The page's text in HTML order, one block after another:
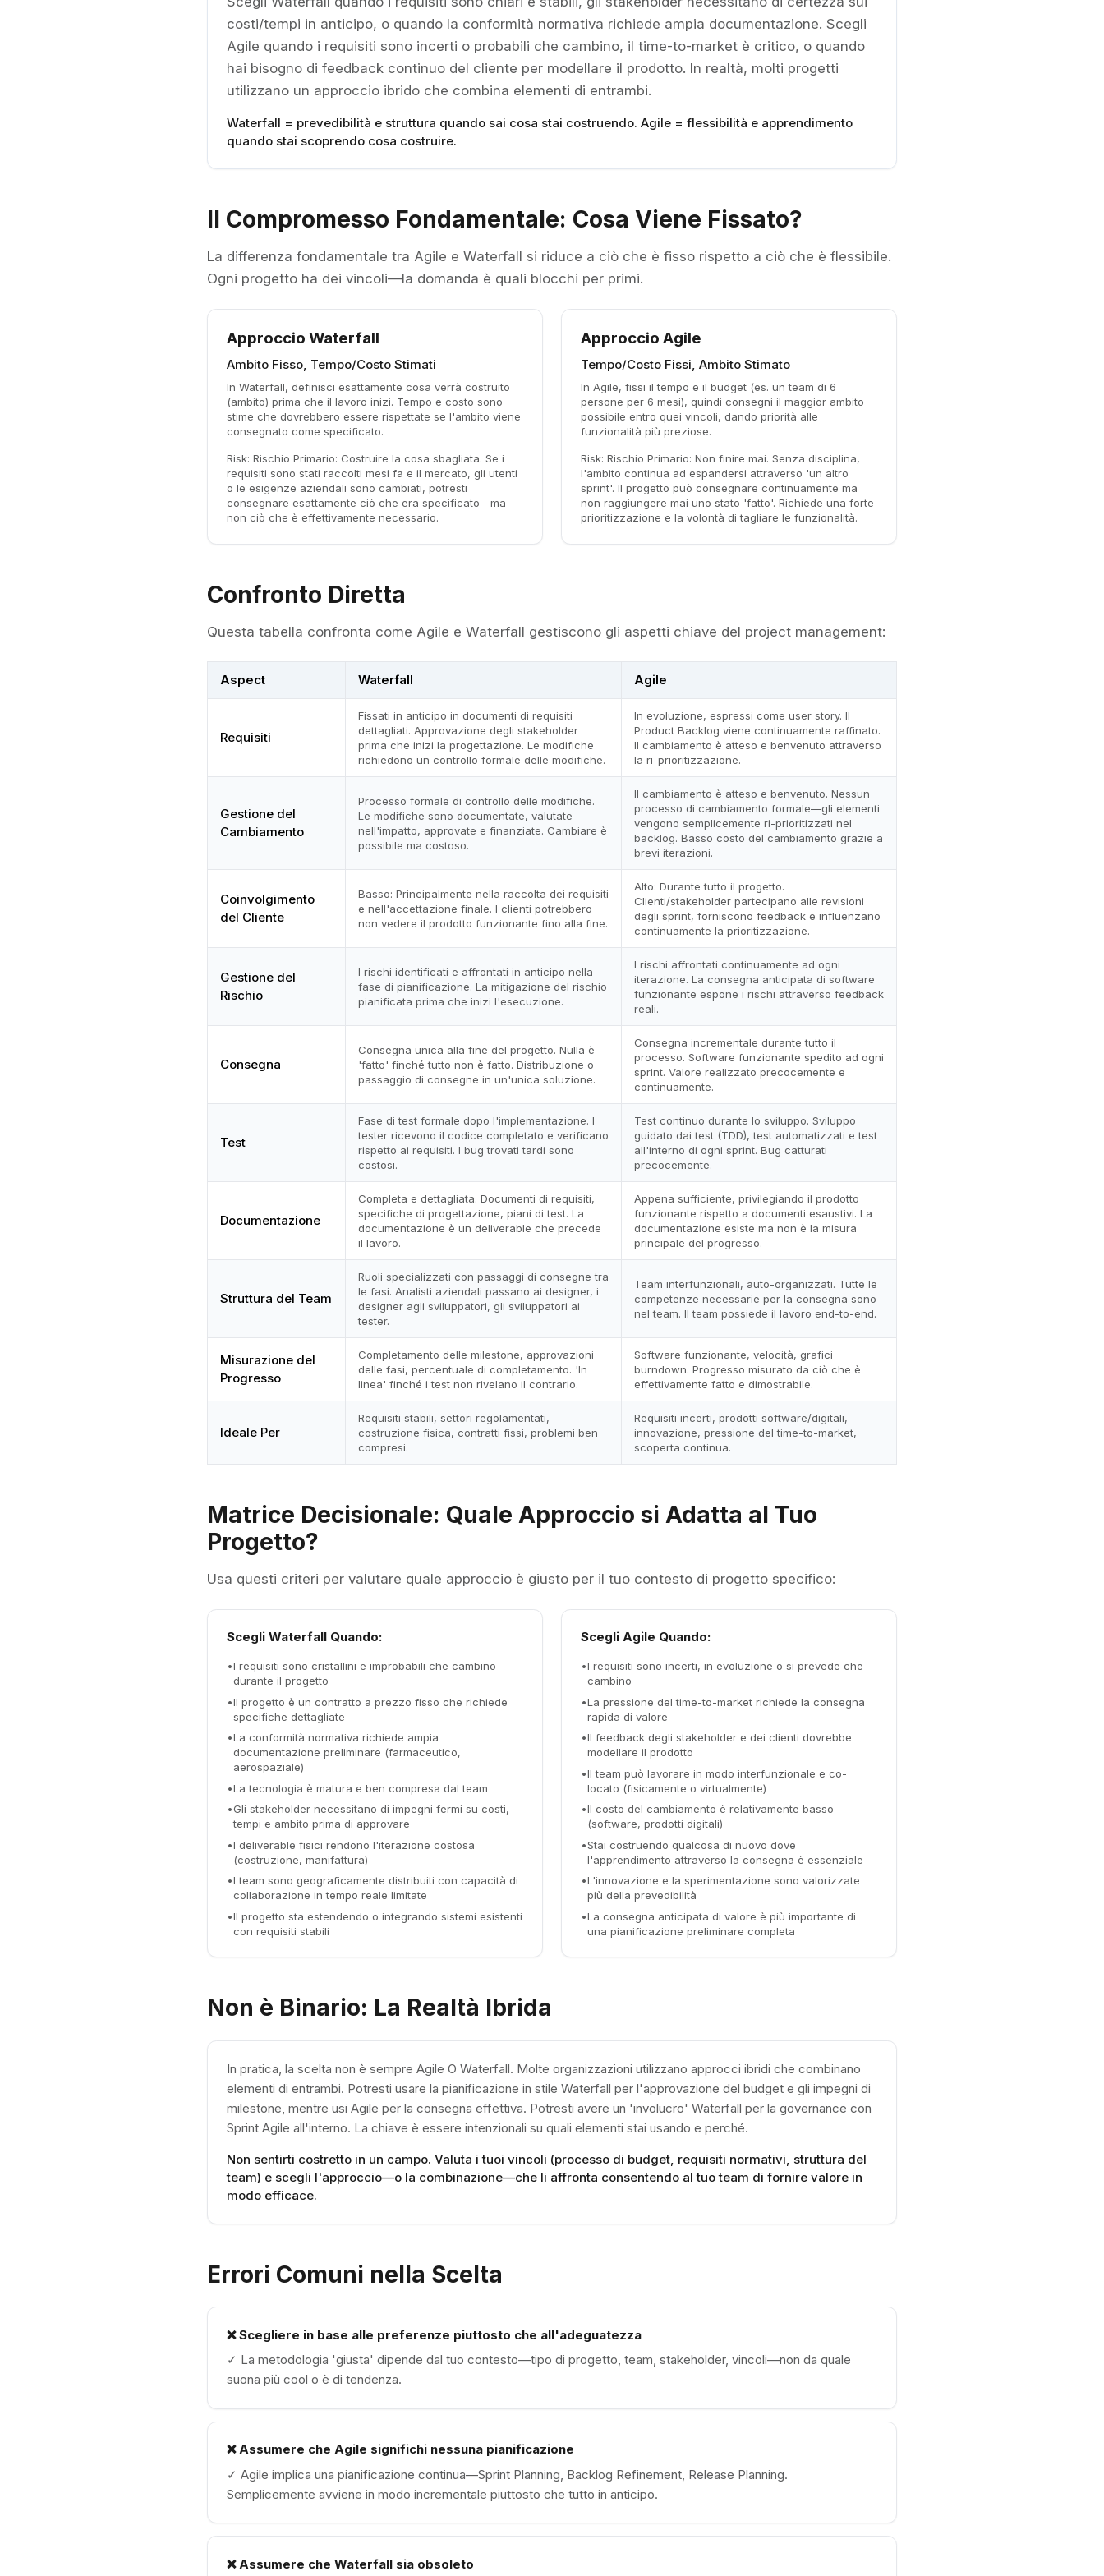
costi/tempi in anticipo, o quando la conformità normativa richiede ampia documentazione. Scegli
Agile quando i requisiti sono incerti o probabili che cambino, il time-to-market è critico, o quando
hai bisogno di feedback continuo del cliente per modellare il prodotto. In realtà, molti progetti
utilizzano un approccio ibrido che combina elementi di entrambi.
Waterfall = prevedibilità e struttura quando sai cosa stai costruendo. Agile = flessibilità e apprendimento
quando stai scoprendo cosa costruire.
Il Compromesso Fondamentale: Cosa Viene Fissato?
La differenza fondamentale tra Agile e Waterfall si riduce a ciò che è fisso rispetto a ciò che è flessibile.
Ogni progetto ha dei vincoli—la domanda è quali blocchi per primi.
Approccio Waterfall
Ambito Fisso, Tempo/Costo Stimati
In Waterfall, definisci esattamente cosa verrà costruito
(ambito) prima che il lavoro inizi. Tempo e costo sono
stime che dovrebbero essere rispettate se l'ambito viene
consegnato come specificato.
Risk: Rischio Primario: Costruire la cosa sbagliata. Se i
requisiti sono stati raccolti mesi fa e il mercato, gli utenti
o le esigenze aziendali sono cambiati, potresti
consegnare esattamente ciò che era specificato—ma
non ciò che è effettivamente necessario.
Approccio Agile
Tempo/Costo Fissi, Ambito Stimato
In Agile, fissi il tempo e il budget (es. un team di 6
persone per 6 mesi), quindi consegni il maggior ambito
possibile entro quei vincoli, dando priorità alle
funzionalità più preziose.
Risk: Rischio Primario: Non finire mai. Senza disciplina,
l'ambito continua ad espandersi attraverso 'un altro
sprint'. Il progetto può consegnare continuamente ma
non raggiungere mai uno stato 'fatto'. Richiede una forte
prioritizzazione e la volontà di tagliare le funzionalità.
Confronto Diretta
Questa tabella confronta come Agile e Waterfall gestiscono gli aspetti chiave del project management:
Aspect Waterfall Agile
Requisiti
Fissati in anticipo in documenti di requisiti
dettagliati. Approvazione degli stakeholder
prima che inizi la progettazione. Le modifiche
richiedono un controllo formale delle modifiche.
In evoluzione, espressi come user story. Il
Product Backlog viene continuamente raffinato.
Il cambiamento è atteso e benvenuto attraverso
la ri-prioritizzazione.
Gestione del
Cambiamento
Processo formale di controllo delle modifiche.
Le modifiche sono documentate, valutate
nell'impatto, approvate e finanziate. Cambiare è
possibile ma costoso.
Il cambiamento è atteso e benvenuto. Nessun
processo di cambiamento formale—gli elementi
vengono semplicemente ri-prioritizzati nel
backlog. Basso costo del cambiamento grazie a
brevi iterazioni.
Coinvolgimento
del Cliente
Basso: Principalmente nella raccolta dei requisiti
e nell'accettazione finale. I clienti potrebbero
non vedere il prodotto funzionante fino alla fine.
Alto: Durante tutto il progetto.
Clienti/stakeholder partecipano alle revisioni
degli sprint, forniscono feedback e influenzano
continuamente la prioritizzazione.
Gestione del
Rischio
I rischi identificati e affrontati in anticipo nella
fase di pianificazione. La mitigazione del rischio
pianificata prima che inizi l'esecuzione.
I rischi affrontati continuamente ad ogni
iterazione. La consegna anticipata di software
funzionante espone i rischi attraverso feedback
reali.
Consegna
Consegna unica alla fine del progetto. Nulla è
'fatto' finché tutto non è fatto. Distribuzione o
passaggio di consegne in un'unica soluzione.
Consegna incrementale durante tutto il
processo. Software funzionante spedito ad ogni
sprint. Valore realizzato precocemente e
continuamente.
Test
Fase di test formale dopo l'implementazione. I
tester ricevono il codice completato e verificano
rispetto ai requisiti. I bug trovati tardi sono
costosi.
Test continuo durante lo sviluppo. Sviluppo
guidato dai test (TDD), test automatizzati e test
all'interno di ogni sprint. Bug catturati
precocemente.
Documentazione
Completa e dettagliata. Documenti di requisiti,
specifiche di progettazione, piani di test. La
documentazione è un deliverable che precede
il lavoro.
Appena sufficiente, privilegiando il prodotto
funzionante rispetto a documenti esaustivi. La
documentazione esiste ma non è la misura
principale del progresso.
Struttura del Team
Ruoli specializzati con passaggi di consegne tra
le fasi. Analisti aziendali passano ai designer, i
designer agli sviluppatori, gli sviluppatori ai
tester.
Team interfunzionali, auto-organizzati. Tutte le
competenze necessarie per la consegna sono
nel team. Il team possiede il lavoro end-to-end.
Misurazione del
Progresso
Completamento delle milestone, approvazioni
delle fasi, percentuale di completamento. 'In
linea' finché i test non rivelano il contrario.
Software funzionante, velocità, grafici
burndown. Progresso misurato da ciò che è
effettivamente fatto e dimostrabile.
Ideale Per
Requisiti stabili, settori regolamentati,
costruzione fisica, contratti fissi, problemi ben
compresi.
Requisiti incerti, prodotti software/digitali,
innovazione, pressione del time-to-market,
scoperta continua.
Matrice Decisionale: Quale Approccio si Adatta al Tuo
Progetto?
Usa questi criteri per valutare quale approccio è giusto per il tuo contesto di progetto specifico:
Scegli Waterfall Quando:
•I requisiti sono cristallini e improbabili che cambino
durante il progetto
•Il progetto è un contratto a prezzo fisso che richiede
specifiche dettagliate
•La conformità normativa richiede ampia
documentazione preliminare (farmaceutico,
aerospaziale)
•La tecnologia è matura e ben compresa dal team
•Gli stakeholder necessitano di impegni fermi su costi,
tempi e ambito prima di approvare
•I deliverable fisici rendono l'iterazione costosa
(costruzione, manifattura)
•I team sono geograficamente distribuiti con capacità di
collaborazione in tempo reale limitate
•Il progetto sta estendendo o integrando sistemi esistenti
con requisiti stabili
Scegli Agile Quando:
•I requisiti sono incerti, in evoluzione o si prevede che
cambino
•La pressione del time-to-market richiede la consegna
rapida di valore
•Il feedback degli stakeholder e dei clienti dovrebbe
modellare il prodotto
•Il team può lavorare in modo interfunzionale e co-
locato (fisicamente o virtualmente)
•Il costo del cambiamento è relativamente basso
(software, prodotti digitali)
•Stai costruendo qualcosa di nuovo dove
l'apprendimento attraverso la consegna è essenziale
•L'innovazione e la sperimentazione sono valorizzate
più della prevedibilità
•La consegna anticipata di valore è più importante di
una pianificazione preliminare completa
Non è Binario: La Realtà Ibrida
In pratica, la scelta non è sempre Agile O Waterfall. Molte organizzazioni utilizzano approcci ibridi che combinano
elementi di entrambi. Potresti usare la pianificazione in stile Waterfall per l'approvazione del budget e gli impegni di
milestone, mentre usi Agile per la consegna effettiva. Potresti avere un 'involucro' Waterfall per la governance con
Sprint Agile all'interno. La chiave è essere intenzionali su quali elementi stai usando e perché.
Non sentirti costretto in un campo. Valuta i tuoi vincoli (processo di budget, requisiti normativi, struttura del
team) e scegli l'approccio—o la combinazione—che li affronta consentendo al tuo team di fornire valore in
modo efficace.
Errori Comuni nella Scelta
❌Scegliere in base alle preferenze piuttosto che all'adeguatezza
✓ La metodologia 'giusta' dipende dal tuo contesto—tipo di progetto, team, stakeholder, vincoli—non da quale
suona più cool o è di tendenza.
❌Assumere che Agile significhi nessuna pianificazione
✓ Agile implica una pianificazione continua—Sprint Planning, Backlog Refinement, Release Planning.
Semplicemente avviene in modo incrementale piuttosto che tutto in anticipo.
❌ Assumere che Waterfall sia obsoleto